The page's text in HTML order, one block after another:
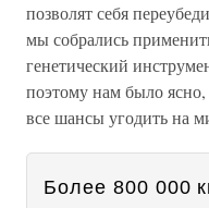
позволят себя
мы собрались
генетический
поэтому нам было
все шансы угодить на
Более 800 000